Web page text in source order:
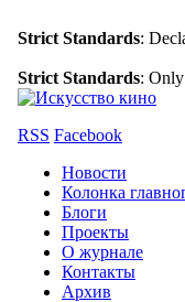
Strict Standards:
Strict Standards:
RSS Facebook
Новости
Колонка
Блоги
Проекты
О журнале
Контакты
Архив